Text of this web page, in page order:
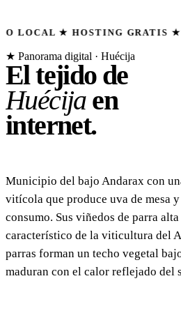
HOSTING GRATIS ★ ★
★ Panorama digital · Huécija
El tejido de
Huécijaen
internet.
Municipio del bajo Andarax con
vitícola que produce uva de mesa
consumo. Sus viñedos de parra
característico de la viticultura del
parras forman un techo vegetal
maduran con el calor reflejado del